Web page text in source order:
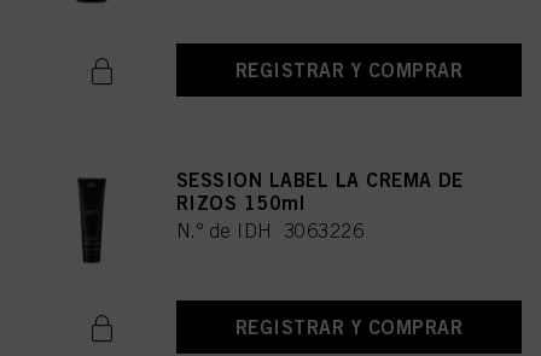
REGISTRAR Y COMPRAR
SESSION LABEL LA CREMA DE
RIZOS 150ml
N.º de IDH 3063226
REGISTRAR Y COMPRAR